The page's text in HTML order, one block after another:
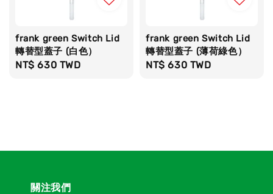
frank green Switch Lid
轉替型蓋子 (白色）
Regular
NT$ 630 TWD
frank green Switch Lid
轉替型蓋子 (薄荷綠色）
Regular
NT$ 630 TWD
關注我們